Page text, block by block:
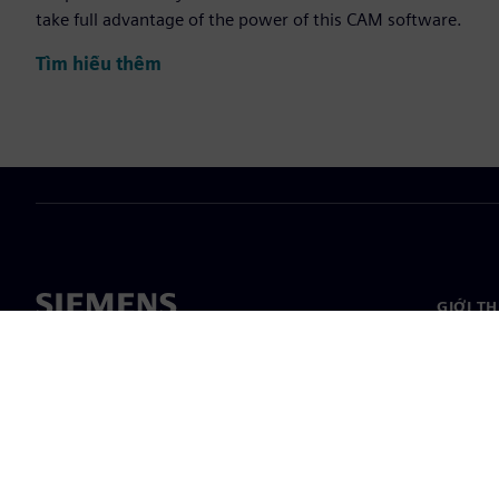
take full advantage of the power of this CAM software.
Tìm hiểu thêm
GIỚI